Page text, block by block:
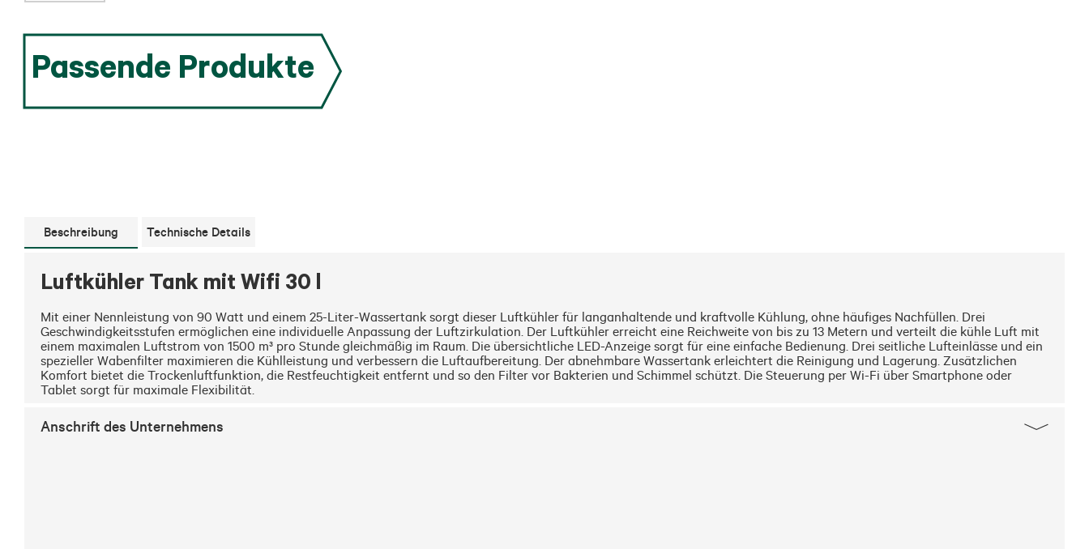
Passende Produkte
Beschreibung Technische Details
Luftkühler Tank mit Wifi 30 l
Mit einer Nennleistung von 90 Watt und einem 25-Liter-Wassertank sorgt dieser Luftkühler für langanhaltende und kraftvolle Kühlung, ohne häufiges Nachfüllen. Drei
Geschwindigkeitsstufen ermöglichen eine individuelle Anpassung der Luftzirkulation. Der Luftkühler erreicht eine Reichweite von bis zu 13 Metern und verteilt die kühle Luft mit
einem maximalen Luftstrom von 1500 m³ pro Stunde gleichmäßig im Raum. Die übersichtliche LED-Anzeige sorgt für eine einfache Bedienung. Drei seitliche Lufteinlässe und ein
spezieller Wabenfilter maximieren die Kühlleistung und verbessern die Luftaufbereitung. Der abnehmbare Wassertank erleichtert die Reinigung und Lagerung. Zusätzlichen
Komfort bietet die Trockenluftfunktion, die Restfeuchtigkeit entfernt und so den Filter vor Bakterien und Schimmel schützt. Die Steuerung per Wi-Fi über Smartphone oder
Tablet sorgt für maximale Flexibilität.
Anschrift des Unternehmens